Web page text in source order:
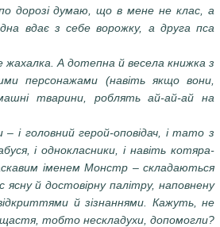
дорозі думаю, що в мене не клас, а
вдає з себе ворожку, а друга пса
жахалка. А дотепна й весела книжка з
персонажами (навіть якщо вони,
тварини, роблять ай-ай-ай на
– і головний герой-оповідач, і тато з
і однокласники, і навіть котяра-
іменем Монстр – складаються
ясну й достовірну палітру, наповнену
й зізнаннями. Кажуть, не
тобто нескладухи, допомогли?